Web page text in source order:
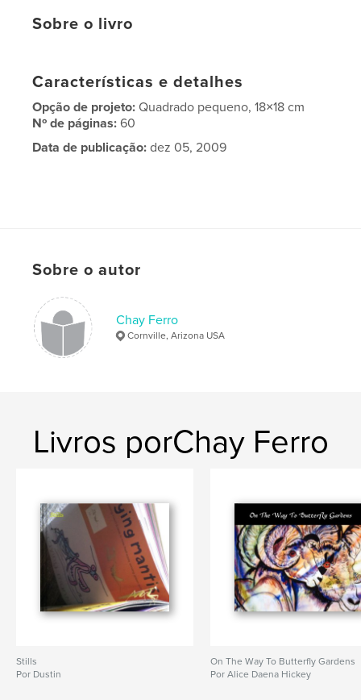
Sobre o livro
Características e detalhes
Opção de projeto:Quadrado pequeno, 18×18 cm
Nº de páginas:60
Data de publicação: dez 05, 2009
Sobre o autor
Chay Ferro
Cornville, Arizona USA
Livros porChay Ferro
Stills
Por Dustin
On The Way To Butterfly Gardens
Por Alice Daena Hickey